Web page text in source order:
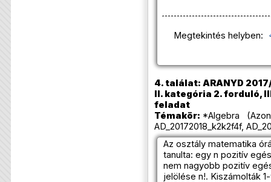
Megtekintés helyben:
4. találat: ARANYD
II. kategória 2. forduló,
feladat
Témakör: *Algebra
AD_20172018_k2k2f4f,
Az osztály matematika
tanulta: egy n pozitív
nem nagyobb pozitív
jelölése n!. Kiszámolták